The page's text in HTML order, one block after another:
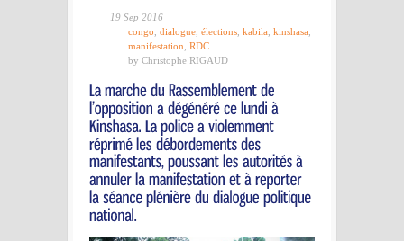
19 Sep 2016
congo dialogue élections kabila kinshasa
manifestation RDC
by Christophe RIGAUD